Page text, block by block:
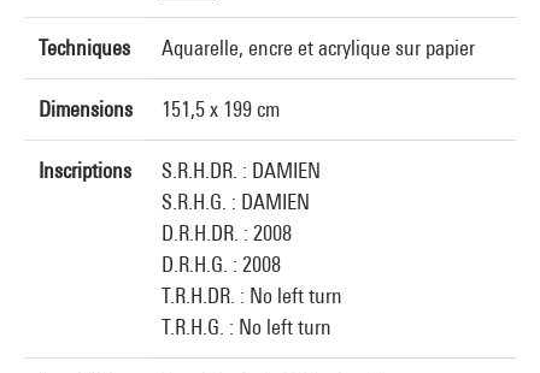
Techniques Aquarelle, encre et acrylique sur papier
Dimensions 151,5 x 199 cm
Inscriptions
S.R.H.DR. : DAMIEN
S.R.H.G. : DAMIEN
D.R.H.DR. : 2008
D.R.H.G. : 2008
T.R.H.DR. : No left turn
T.R.H.G. : No left turn